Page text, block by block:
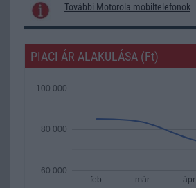
További Motorola mobiltelefonok
PIACI ÁR ALAKULÁSA (Ft)
feb már ápr
60 000
80 000
100 000